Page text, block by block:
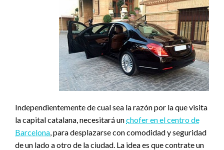
Independientemente de cual sea la razón por la que visita
la capital catalana, necesitará unchofer en el centro de
Barcelona , para desplazarse con comodidad y seguridad
de un lado a otro de la ciudad. La idea es que contrate un